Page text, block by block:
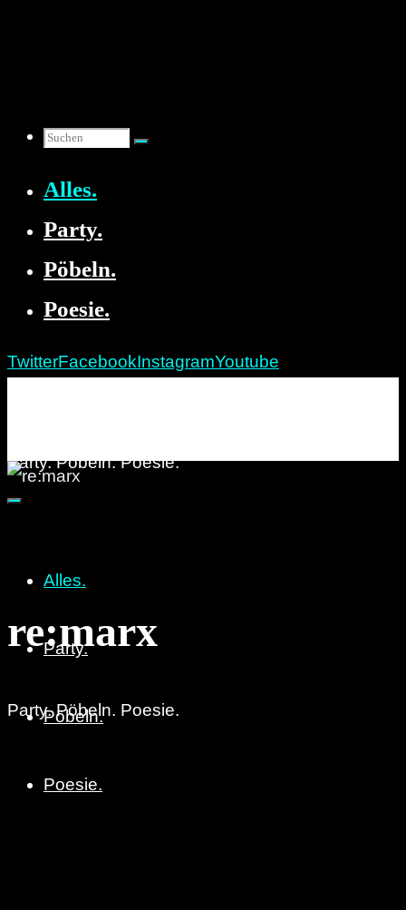
Suchen
nach:
Alles.
Party.
Pöbeln.
Poesie.
TwitterFacebookInstagramYoutube
Party. Pöbeln. Poesie.
Alles.
Party.
Pöbeln.
Poesie.
re:marx
Party. Pöbeln. Poesie.